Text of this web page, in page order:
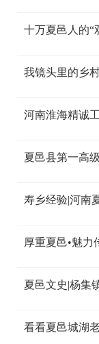
十万夏邑人的“
我镜头里的乡
河南淮海精诚
夏邑县第一高
寿乡经验|河南
厚重夏邑•魅力
夏邑文史|杨集
看看夏邑城湖